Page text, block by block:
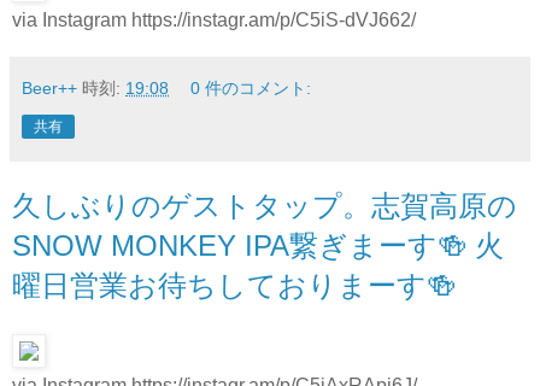
via Instagram https://instagr.am/p/C5iS-dVJ662/
Beer++ 時刻: 19:08 0 件のコメント:
共有
久しぶりのゲストタップ。志賀高原の
SNOW MONKEY IPA繋ぎまーす🍻 火
曜日営業お待ちしておりまーす🍻